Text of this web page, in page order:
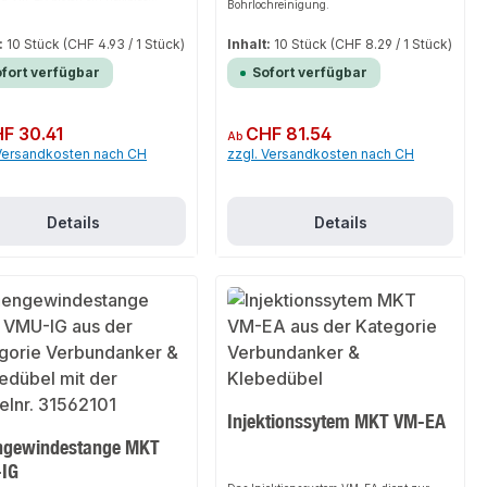
eine Anpassung der
an die erforderliche Last. Bei
Lasten können kürzere
mit geringeren Bohrtiefen
werden können.
Gewindestange,
Ankerdübel,
10 Stück (CHF 4.93 / 1 Stück)
verfügbar
Preis:
30.41
nach CH
Details
Bohrlochreinigung.
Inhalt: 10 Stück (CHF 8.29 / 1 Stück)
Sofort verfügbar
Regulärer Preis:
Ab CHF 81.54
zzgl. Versandkosten nach CH
Details
MKT
Injektionssytem MKT VM-EA